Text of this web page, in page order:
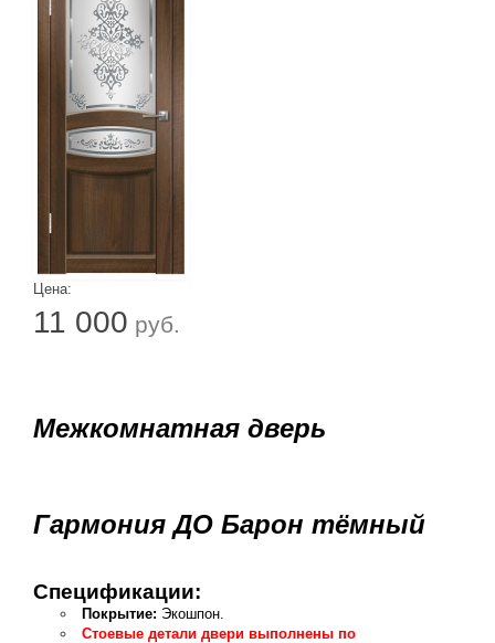
Цена:
11 000 руб.
Межкомнатная дверь
Гармония ДО Барон тёмный
Спецификации:
Покрытие: Экошпон.
Стоевые детали двери выполнены по